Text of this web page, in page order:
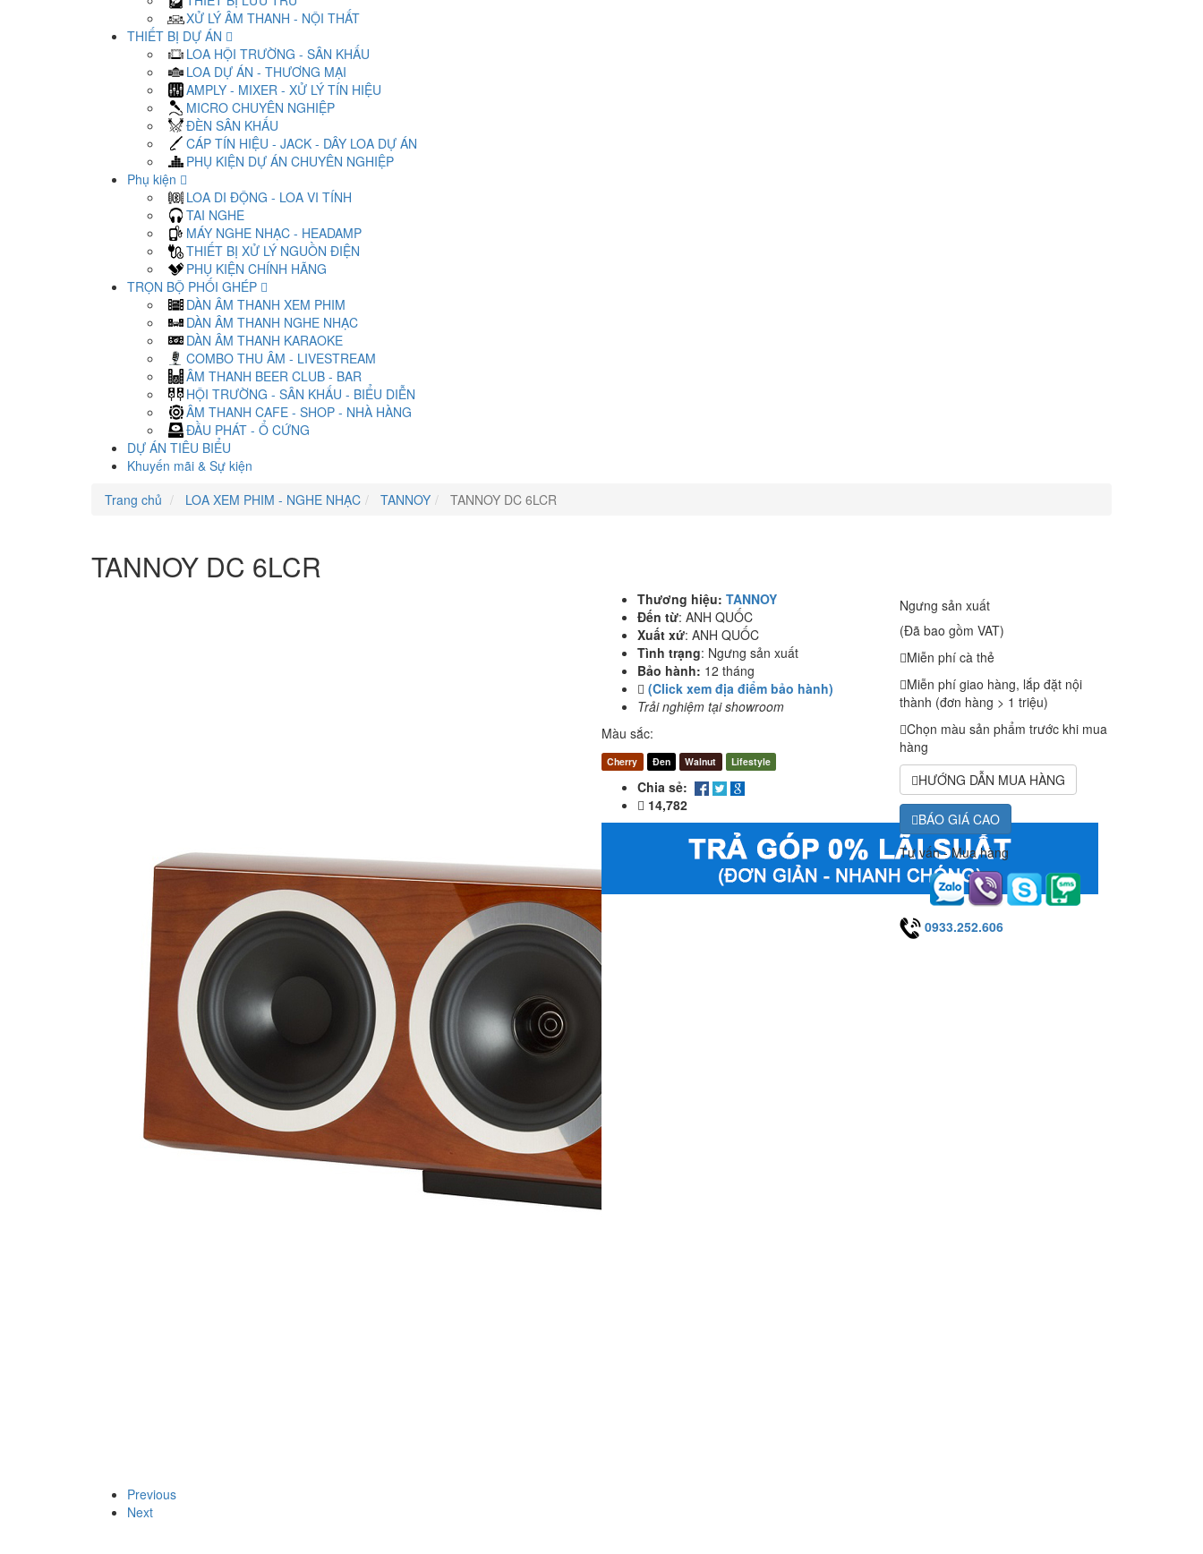
XỬ LÝ ÂM THANH - NỘI THẤT
THIẾT BỊ DỰ ÁN
LOA HỘI TRƯỜNG - SÂN KHẤU
LOA DỰ ÁN - THƯƠNG MẠI
AMPLY - MIXER - XỬ LÝ TÍN HIỆU
MICRO CHUYÊN NGHIỆP
ĐÈN SÂN KHẤU
CÁP TÍN HIỆU - JACK - DÂY LOA DỰ ÁN
PHỤ KIỆN DỰ ÁN CHUYÊN NGHIỆP
Phụ kiện
LOA DI ĐỘNG - LOA VI TÍNH
TAI NGHE
MÁY NGHE NHẠC - HEADAMP
THIẾT BỊ XỬ LÝ NGUỒN ĐIỆN
PHỤ KIỆN CHÍNH HÃNG
TRỌN BỘ PHỐI GHÉP
DÀN ÂM THANH XEM PHIM
DÀN ÂM THANH NGHE NHẠC
DÀN ÂM THANH KARAOKE
COMBO THU ÂM - LIVESTREAM
ÂM THANH BEER CLUB - BAR
HỘI TRƯỜNG - SÂN KHẤU - BIỂU DIỄN
ÂM THANH CAFE - SHOP - NHÀ HÀNG
ĐẦU PHÁT - Ổ CỨNG
DỰ ÁN TIÊU BIỂU
Khuyến mãi & Sự kiện
Trang chủ
LOA XEM PHIM - NGHE NHẠC TANNOY TANNOY DC 6LCR
TANNOY DC 6LCR
Previous
Next
Thương hiệu: TANNOY
Đến từ: ANH QUỐC
Xuất xứ: ANH QUỐC
Tình trạng: Ngưng sản xuất
Bảo hành: 12 tháng
(Click xem địa điểm bảo hành)
Trải nghiệm tại showroom
Màu sắc:
Cherry Đen Walnut Lifestyle
Chia sẻ:
14,782
Ngưng sản xuất
(Đã bao gồm VAT)
Miễn phí cà thẻ
Miễn phí giao hàng, lắp đặt nội
thành (đơn hàng > 1 triệu)
Chọn màu sản phẩm trước khi mua
hàng
HƯỚNG DẪN MUA HÀNG
BÁO GIÁ CAO
Tư vấn - Mua hàng
0933.252.606